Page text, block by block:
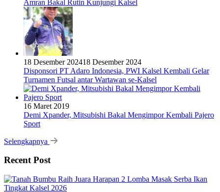
Amran Bakal Rutin Kunjungi Kalsel
18 Desember 202418 Desember 2024
Disponsori PT Adaro Indonesia, PWI Kalsel Kembali Gelar
Turnamen Futsal antar Wartawan se-Kalsel
16 Maret 2019
Demi Xpander, Mitsubishi Bakal Mengimpor Kembali Pajero
Sport
Selengkapnya
Recent Post